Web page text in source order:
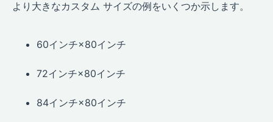
より大きなカスタム サイズの例をいくつか示します。
60インチ×80インチ
72インチ×80インチ
84インチ×80インチ